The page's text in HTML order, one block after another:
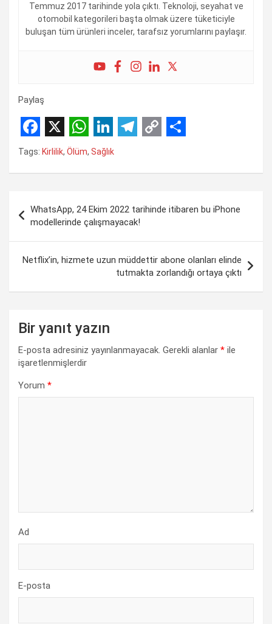
Temmuz 2017 tarihinde yola çıktı. Teknoloji, seyahat ve
otomobil kategorileri başta olmak üzere tüketiciyle
buluşan tüm ürünleri inceler, tarafsız yorumlarını paylaşır.
Paylaş
F
e
b
o
o
X W
t
s
A
p
L
k
e
d
I
e
g
r
a
m
y
i
n
k
r
Tags: Kirlilik, Ölüm, Sağlık
gezinmesi
WhatsApp, 24 Ekim 2022 tarihinde itibaren bu iPhone
modellerinde çalışmayacak!
Netflix’in, hizmete uzun müddettir abone olanları elinde
tutmakta zorlandığı ortaya çıktı
Bir yanıt yazın
E-posta adresiniz yayınlanmayacak. Gerekli alanlar * ile
işaretlenmişlerdir
Yorum *
Ad
E-posta